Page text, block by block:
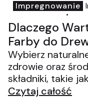
Impregnowanie
kitdodrewna.pl 20-
Dlaczego
Farby do
Wybierz
zdrowie oraz
składniki, takie
doskonałą
Czytaj całość